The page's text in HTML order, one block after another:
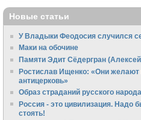
Новые статьи
У Владыки Феодосия случился
Маки на обочине
Памяти Эдит Сёдергран
Ростислав Ищенко: «Они желают
антицерковь»
Образ страданий русского народа
Россия - это цивилизация. Надо
стоять!